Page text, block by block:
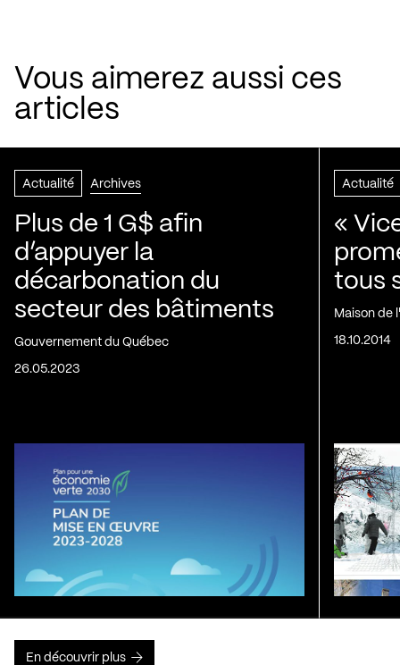
Vous aimerez aussi ces
articles
Actualité Archives
Plus de 1 G$ afin
d’appuyer la
décarbonation du
secteur des bâtiments
Gouvernement du Québec
26.05.2023
Actualité
«
tous
Maison de
18.10.2014
En découvrir plus